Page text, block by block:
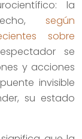
la
según
sobre
se
y acciones
invisible
su estado